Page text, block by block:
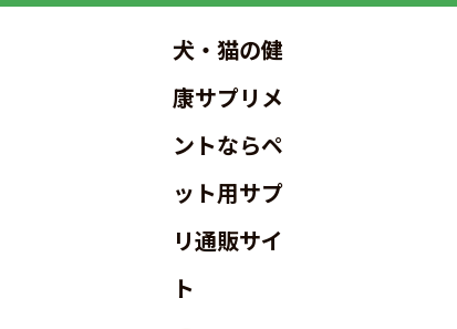
犬・猫の健
康サプリメ
ントならペ
ット用サプ
リ通販サイ
ト